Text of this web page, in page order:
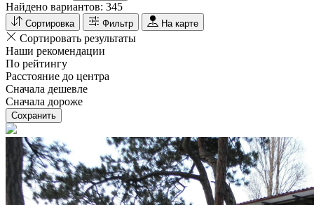
Найдено вариантов: 345
Сортировка Фильтр На карте
Сортировать результаты
Наши рекомендации
По рейтингу
Расстояние до центра
Сначала дешевле
Сначала дороже
Сохранить